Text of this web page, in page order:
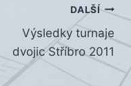
DALŠÍ
Výsledky turnaje
dvojic Stříbro 2011